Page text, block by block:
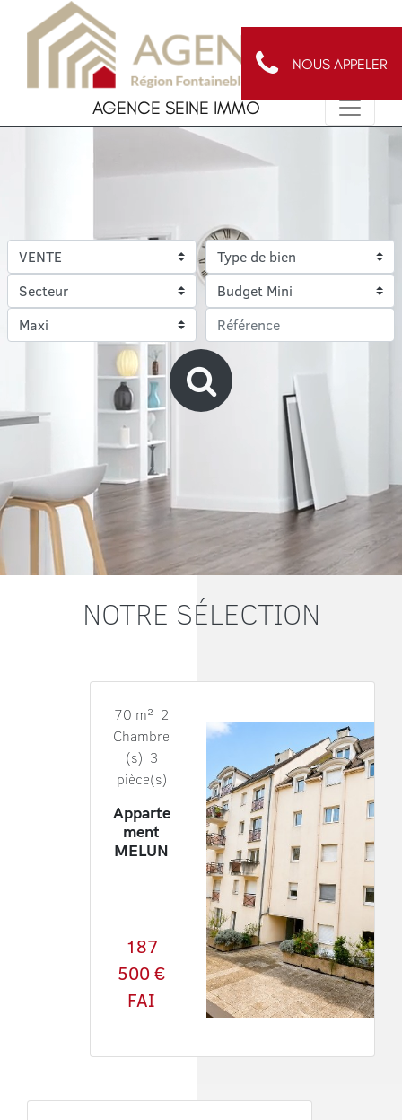
AGENCE SEINE IMMO
NOUS APPELER
NOTRE SÉLECTION
70 m² 2
Chambre
(s) 3
pièce(s)
Apparte
ment
MELUN
187
500 €
FAI